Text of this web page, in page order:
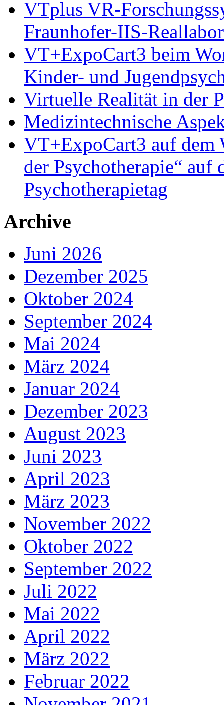
VTplus VR-
Fraunhofer-IIS-
VT+ExpoCart3 beim
Kinder- und
Virtuelle Realität in der
Medizintechnische
VT+ExpoCart3 auf dem
der Psychotherapie“ auf
Psychotherapietag
Archive
Juni 2026
Dezember 2025
Oktober 2024
September 2024
Mai 2024
März 2024
Januar 2024
Dezember 2023
August 2023
Juni 2023
April 2023
März 2023
November 2022
Oktober 2022
September 2022
Juli 2022
Mai 2022
April 2022
März 2022
Februar 2022